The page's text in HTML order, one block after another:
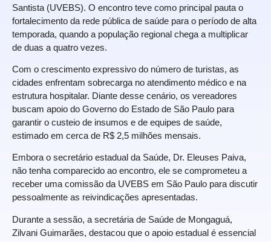
Santista (UVEBS). O encontro teve como principal pauta o
fortalecimento da rede pública de saúde para o período de alta
temporada, quando a população regional chega a multiplicar
de duas a quatro vezes.
Com o crescimento expressivo do número de turistas, as
cidades enfrentam sobrecarga no atendimento médico e na
estrutura hospitalar. Diante desse cenário, os vereadores
buscam apoio do Governo do Estado de São Paulo para
garantir o custeio de insumos e de equipes de saúde,
estimado em cerca de R$ 2,5 milhões mensais.
Embora o secretário estadual da Saúde, Dr. Eleuses Paiva,
não tenha comparecido ao encontro, ele se comprometeu a
receber uma comissão da UVEBS em São Paulo para discutir
pessoalmente as reivindicações apresentadas.
Durante a sessão, a secretária de Saúde de Mongaguá,
Zilvani Guimarães, destacou que o apoio estadual é essencial